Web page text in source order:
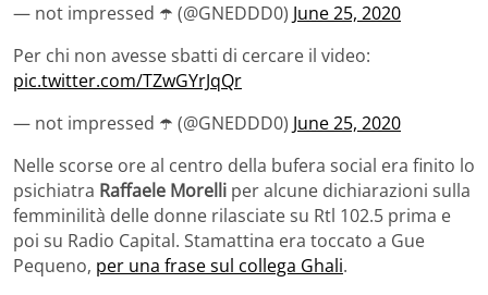
— not impressed ☂️ (@GNEDDD0) June 25, 2020
Per chi non avesse sbatti di cercare il video:
pic.twitter.com/TZwGYrJqQr
— not impressed ☂️ (@GNEDDD0) June 25, 2020
Nelle scorse ore al centro della bufera social era finito lo
psichiatra Raffaele Morelli per alcune dichiarazioni sulla
femminilità delle donne rilasciate su Rtl 102.5 prima e
poi su Radio Capital. Stamattina era toccato a Gue
Pequeno, per una frase sul collega Ghali.